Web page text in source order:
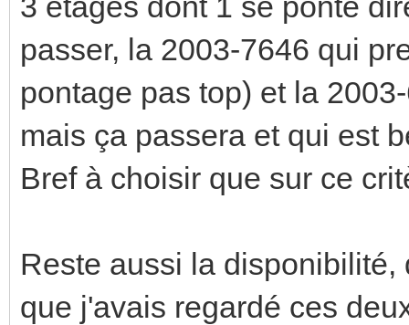
passer, la 2003-7646 qui
pontage pas top) et la
mais ça passera et qui est
Bref à choisir que sur ce
Reste aussi la
que j'avais regardé ces